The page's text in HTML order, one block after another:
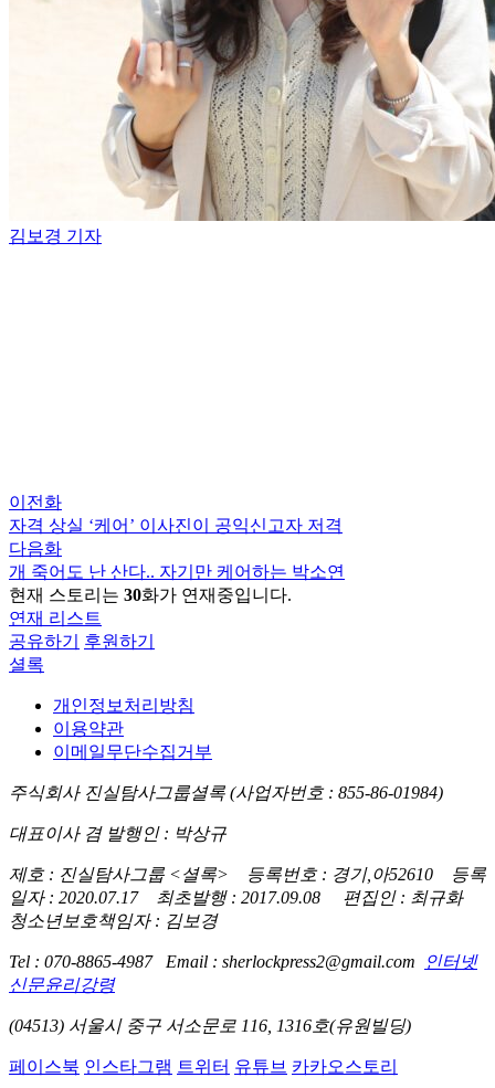
김보경 기자
이전화
자격 상실 ‘케어’ 이사진이 공익신고자 저격
다음화
개 죽어도 난 산다.. 자기만 케어하는 박소연
현재 스토리는 30화가 연재중입니다.
연재 리스트
공유하기
후원하기
셜록
개인정보처리방침
이용약관
이메일무단수집거부
주식회사 진실탐사그룹셜록 (사업자번호 : 855-86-01984)
대표이사 겸 발행인 : 박상규
제호 : 진실탐사그룹 <셜록> 등록번호 : 경기,아52610 등록
일자 : 2020.07.17 최초발행 : 2017.09.08 편집인 : 최규화
청소년보호책임자 : 김보경
Tel : 070-8865-4987 Email : sherlockpress2@gmail.com
인터넷
신문윤리강령
(04513) 서울시 중구 서소문로 116, 1316호(유원빌딩)
페이스북 인스타그램 트위터 유튜브 카카오스토리